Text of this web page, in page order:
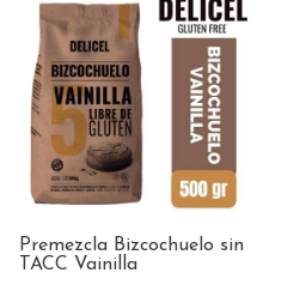
Premezcla Bizcochuelo sin
TACC Vainilla